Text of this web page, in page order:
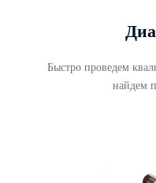
Быстро проведем
найдем